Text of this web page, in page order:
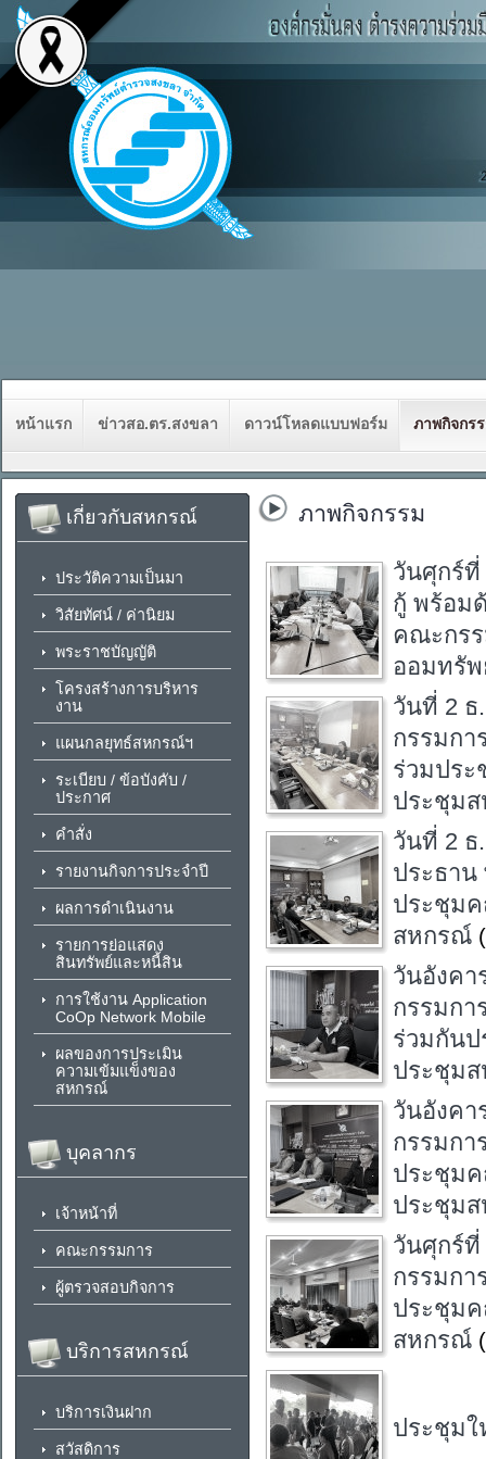
หน้าแรก ข่าวสอ.ตร.สงขลา ดาวน์โหลดแบบฟอร์ม ภาพกิจกร
ภาพกิจกรรม
วันศุกร์ที่
กู้ พร้อม
คณะกร
ออมทรัพ
วันที่ 2
กรรมก
ร่วมปร
ประชุม
วันที่ 2
ประธาน
ประชุม
สหกรณ์
วันอังค
กรรมก
ร่วมกัน
ประชุม
วันอังค
กรรมกา
ประชุมค
ประชุม
วันศุกร์
กรรมกา
ประชุม
สหกรณ์
ประชุม
เกี่ยวกับสหกรณ์
ประวัติความเป็นมา
วิสัยทัศน์ / ค่านิยม
พระราชบัญญัติ
โครงสร้างการบริหาร
งาน
แผนกลยุทธ์สหกรณ์ฯ
ระเบียบ / ข้อบังคับ /
ประกาศ
คำสั่ง
รายงานกิจการประจำปี
ผลการดำเนินงาน
รายการย่อแสดง
สินทรัพย์และหนี้สิน
การใช้งาน Application
CoOp Network Mobile
ผลของการประเมิน
ความเข้มแข็งของ
สหกรณ์
บุคลากร
เจ้าหน้าที่
คณะกรรมการ
ผู้ตรวจสอบกิจการ
บริการสหกรณ์
บริการเงินฝาก
สวัสดิการ